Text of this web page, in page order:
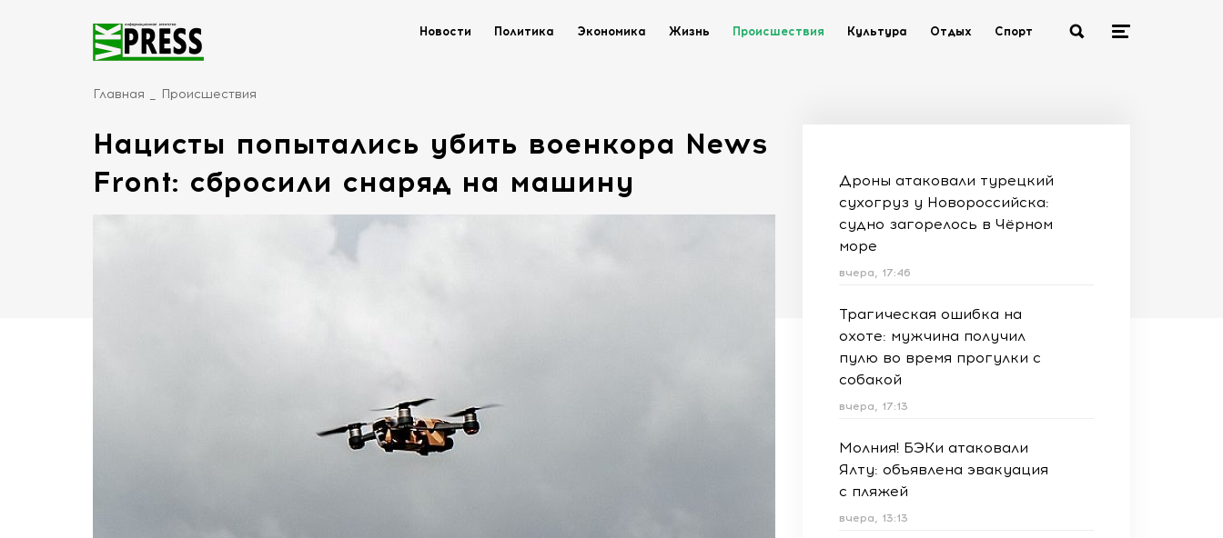
Новости Политика Экономика Жизнь Происшествия Культура Отдых Спорт
Главная Происшествия
Нацисты попытались убить военкора News
Front: сбросили снаряд на машину
Дроны атаковали турецкий
сухогруз у Новороссийска:
судно загорелось в Чёрном
море
вчера, 17:46
Трагическая ошибка на
охоте: мужчина получил
пулю во время прогулки с
собакой
вчера, 17:13
Молния! БЭКи атаковали
Ялту: объявлена эвакуация
с пляжей
вчера, 13:13